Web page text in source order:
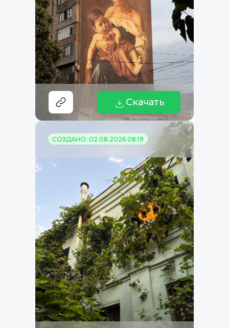
Скачать
СОЗДАНО: 02.08.2026 08:19